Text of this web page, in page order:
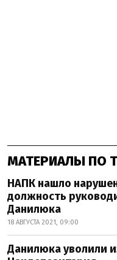
МАТЕРИАЛЫ ПО
НАПК нашло
должность
Данилюка
18 АВГУСТА 2021, 09:00
Данилюка уволили